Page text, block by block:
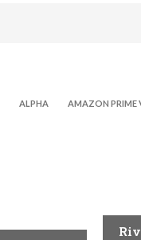
ALPHA AMAZON PRIME